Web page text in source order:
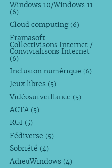
Windows 10/Windows 11
(6)
Cloud computing (6)
Framasoft -
Collectivisons Internet /
Convivialisons Internet
(6)
Inclusion numérique (6)
Jeux libres (5)
Vidéosurveillance (5)
ACTA (5)
RGI (5)
Fédiverse (5)
Sobriété (4)
AdieuWindows (4)